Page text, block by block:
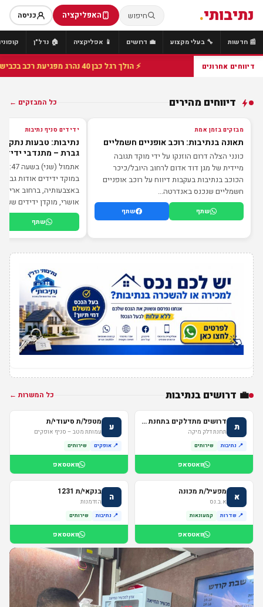
נתיבותי. חיפוש האפליקציה כניסה
📰 חדשות 🔧 בעלי מקצוע 💼 דרושים 📱 אפליקציה 🏠 נדל"ן
דיווחים אחרונים ⚡ הולך רגל כבן 40 נהרג מפגיעת רכב בכביש 25 סמוך לצומת הנשיא, מתנדבי זק"א פועלו בזירה
דיווחים מהירים כל המבזקים ←
מבזק
מבזקים בזמן אמת
תאונה בנתיבות: רוכב אופניים חשמליים
כונני הצלה דרום הוזנקו על ידי מוקד תגובה
מיידית של מגן דוד אדום לרחוב היובל/כיכר
הכוכב בנתיבות בעקבות דיווח על רוכב אופניים
חשמליים שנכנס באנדרטה...
שתף שתף
מבזק
ידידים סניף נתיבות
נתיבות: טבעות
גברת – מתנדבי
במוקד ידידים אודות
באצבעותיה, ברחוב אריאל
אושרי, מוקדן ידידים
שתף
💼 דרושים בנתיבות כל המשרות ←
ת דרושים מתדלקים בתחנת דלק במיקה בנתיבות
תחנת דלק מיקה
📍 נתיבות שירותים
וואטסאפ
ע מטפל/ת סיעודי/ת
עמותת מטב – סניף אופקים
📍 אופקים שירותים
וואטסאפ
א מפעיל/ת מכונה
א.ב.נס
📍 שדרות קמעונאות
וואטסאפ
ה בנקאי/ת 1231
הזדמנות
📍 נתיבות שירותים
וואטסאפ